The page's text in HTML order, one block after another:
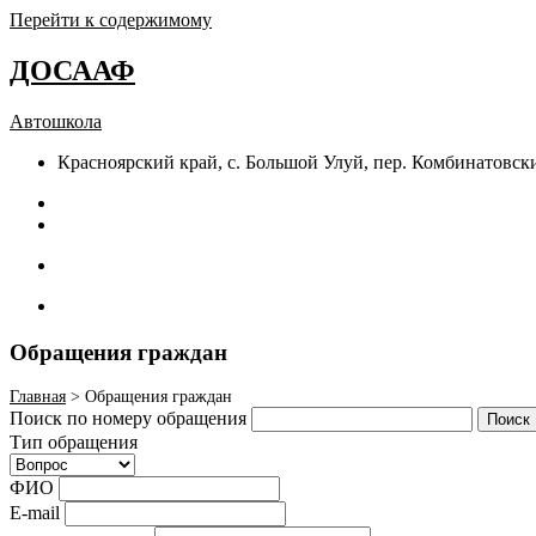
Перейти к содержимому
ДОСААФ
Автошкола
Красноярский край, с. Большой Улуй, пер.
Обращения граждан
Главная > Обращения граждан
Поиск по номеру обращения Поиск
Тип обращения
ФИО
E-mail